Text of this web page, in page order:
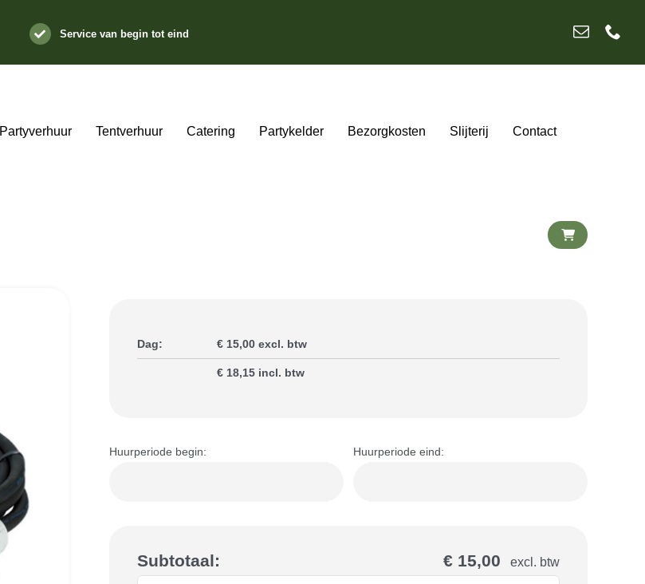
Service van begin tot eind
Partyverhuur Tentverhuur Catering Partykelder Bezorgkosten Slijterij Contact
Dag: € 15,00 excl. btw
€ 18,15 incl. btw
Huurperiode begin: Huurperiode eind:
Subtotaal: € 15,00 excl. btw